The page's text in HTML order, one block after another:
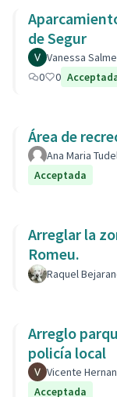
de Segur
Vanessa
0
0
Área de
Ana Maria
Acceptada
Arreglar la
Romeu.
Raquel
Arreglo
policía local
Vicente
Acceptada